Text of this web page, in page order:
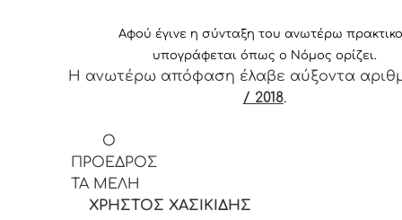
Αφού έγινε η σύνταξη του ανωτέρω
υπογράφεται όπως ο Νόμος ορίζει.
Η ανωτέρω απόφαση έλαβε αύξοντα
/ 2018.
Ο
ΤΑ ΜΕΛΗ
ΧΡΗΣΤΟΣ ΧΑΣΙΚΙΔΗΣ